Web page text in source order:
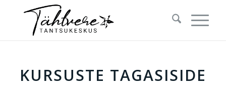
KURSUSTE TAGASISIDE